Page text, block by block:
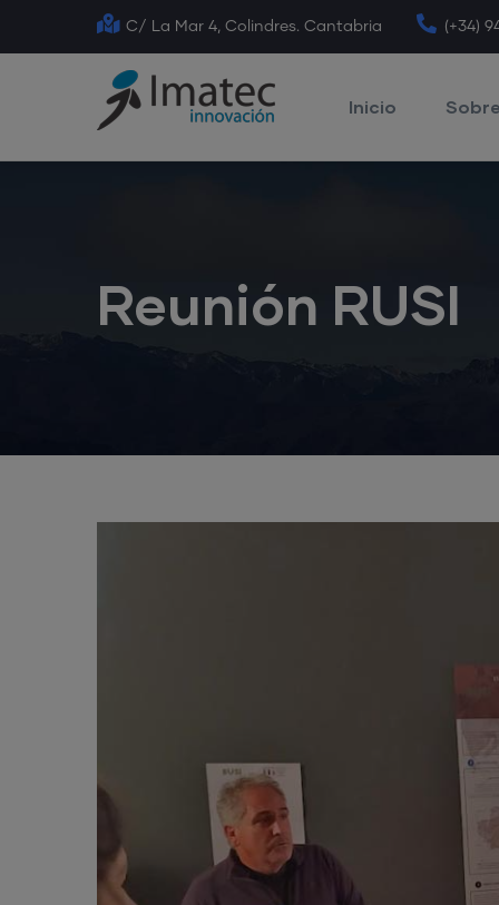
to
C/ La Mar 4, Colindres. Cantabria (+34)
Navigation
Inicio
Reunión RUSI